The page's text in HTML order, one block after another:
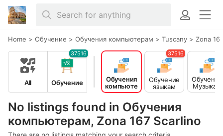
Home > Обучение > Обучения компьютерам > Tuscany > Zona
No listings found in Обучения
компьютерам, Zona 167 Scarlino
All Обучение
37516
Обучения
компьюте
рам
Обучение
языкам
37516
Обучение
Музыка -
Театр -